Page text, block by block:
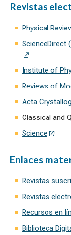
Revistas
Physical
ScienceDirect
Institute of
Reviews of
Acta
Classical and
Science
Enlaces
Revistas
Revistas
Recursos en
Biblioteca